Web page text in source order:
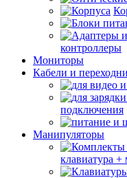
контроллеры
Мониторы
Кабели и
подключения
Манипуляторы
клавиатура